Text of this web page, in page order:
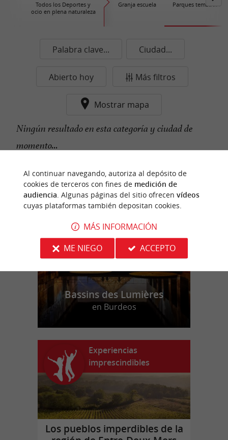
Todos los Deportes y
ocio en plena naturaleza
Granja escuela Parques temáticos
Palabra clave... Ciudad...
Abierto hoy Más filtros
Mostrar mapa
Ningún resultado en esta categoría y ciudad de
momento...
n
u
e
s
t
r
o
f
a
v
o
r
i
t
o
Bassins des Lumières
en Burdeos
Experiencias
imprescindibles
Los pueblos imperdibles de la
Al continuar navegando, autoriza al depósito de
cookies de terceros con fines de medición de
audiencia . Algunas páginas del sitio ofrecen vídeos
cuyas plataformas también depositan cookies.
MÁS INFORMACIÓN
ME NIEGO
ACCEPTO